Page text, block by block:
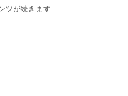
ツが続きます